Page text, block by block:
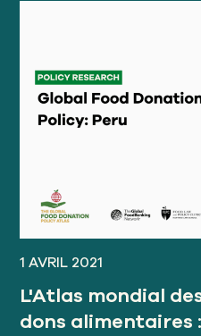
1 AVRIL 2021
L'Atlas mondial
dons alimentaires